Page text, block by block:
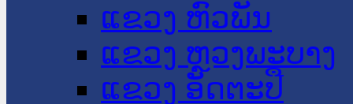
ແຂວງ ຫົວພັນ
ແຂວງ ຫຼວງພະບາງ
ແຂວງ ອັດຕະປື